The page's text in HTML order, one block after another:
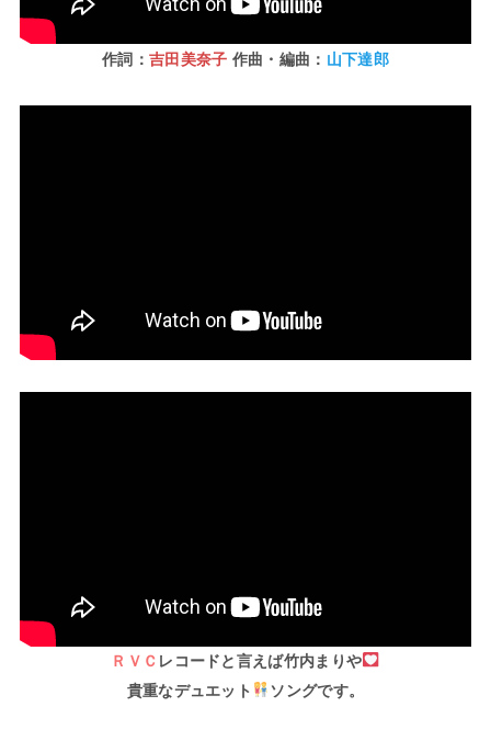
作詞：吉田美奈子 作曲・編曲： 山下達郎
ＲＶＣ レコードと言えば竹内まりや
貴重なデュエット
ソングです。